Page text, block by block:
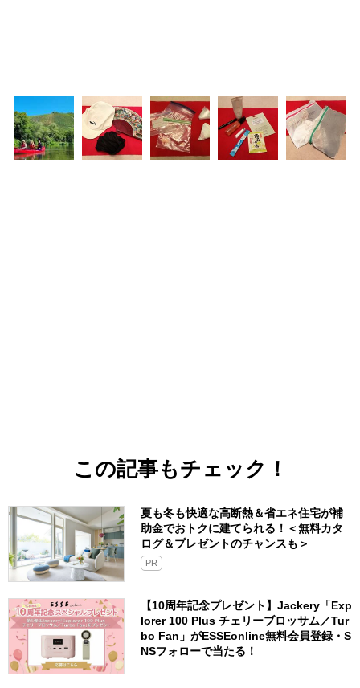
この記事もチェック！
夏も冬も快適な高断熱＆省エネ住宅が補
助金でおトクに建てられる！＜無料カタ
ログ＆プレゼントのチャンスも＞
PR
【10周年記念プレゼント】Jackery「Exp
lorer 100 Plus チェリーブロッサム／Tur
bo Fan」がESSEonline無料会員登録・S
NSフォローで当たる！